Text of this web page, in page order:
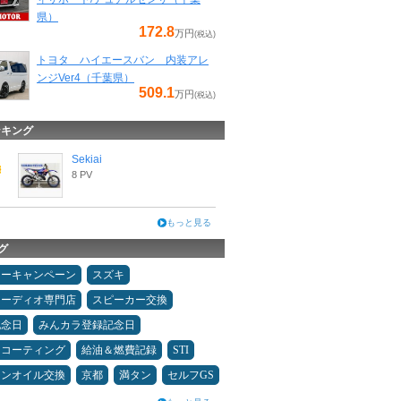
県）
172.8万円 (税込)
トヨタ ハイエースバン 内装アレ
ンジVer4（千葉県）
509.1万円 (税込)
ング
Sekiai
8 PV
もっと見る
キャンペーン
スズキ
ディオ専門店
スピーカー交換
日
みんカラ登録記念日
ーティング
給油＆燃費記録
STI
オイル交換
京都 満タン セルフGS